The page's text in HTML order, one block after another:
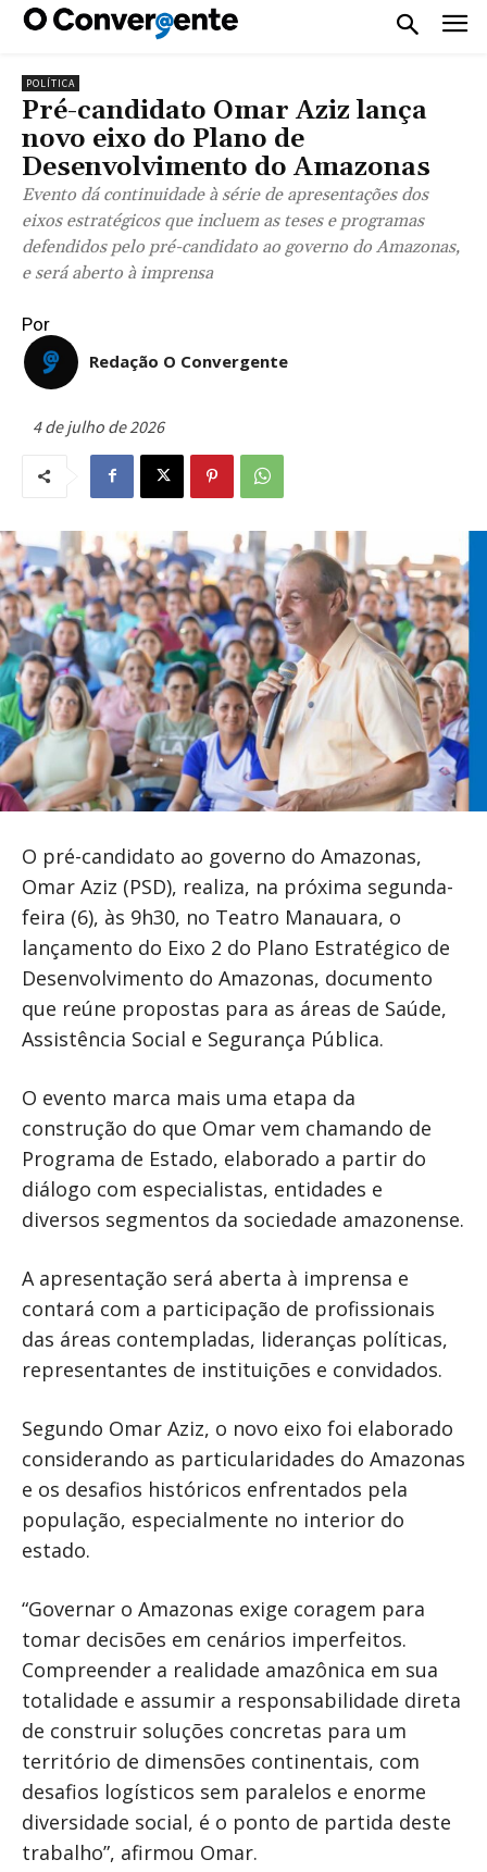
POLÍTICA
Pré-candidato Omar Aziz lança
novo eixo do Plano de
Desenvolvimento do Amazonas
Evento dá continuidade à série de apresentações dos
eixos estratégicos que incluem as teses e programas
defendidos pelo pré-candidato ao governo do Amazonas,
e será aberto à imprensa
Por
Redação O Convergente
4 de julho de 2026
O pré-candidato ao governo do Amazonas,
Omar Aziz (PSD), realiza, na próxima segunda-
feira (6), às 9h30, no Teatro Manauara, o
lançamento do Eixo 2 do Plano Estratégico de
Desenvolvimento do Amazonas, documento
que reúne propostas para as áreas de Saúde,
Assistência Social e Segurança Pública.
O evento marca mais uma etapa da
construção do que Omar vem chamando de
Programa de Estado, elaborado a partir do
diálogo com especialistas, entidades e
diversos segmentos da sociedade amazonense.
A apresentação será aberta à imprensa e
contará com a participação de profissionais
das áreas contempladas, lideranças políticas,
representantes de instituições e convidados.
Segundo Omar Aziz, o novo eixo foi elaborado
considerando as particularidades do Amazonas
e os desafios históricos enfrentados pela
população, especialmente no interior do
estado.
“Governar o Amazonas exige coragem para
tomar decisões em cenários imperfeitos.
Compreender a realidade amazônica em sua
totalidade e assumir a responsabilidade direta
de construir soluções concretas para um
território de dimensões continentais, com
desafios logísticos sem paralelos e enorme
diversidade social, é o ponto de partida deste
trabalho”, afirmou Omar.